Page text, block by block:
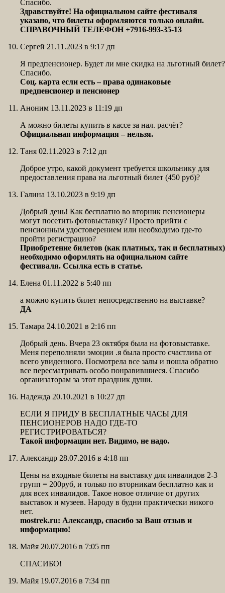
Спасибо.
Здравствуйте! На официальном сайте фестиваля
указано, что билеты оформляются только онлайн.
СПРАВОЧНЫЙ ТЕЛЕФОН +7916-993-35-13
Сергей 21.11.2023 в 9:17 дп
Я предпенсионер. Будет ли мне скидка на льготный билет?
Спасибо.
Соц. карта если есть – права одинаковые
предпенсионер и пенсионер
Аноним 13.11.2023 в 11:19 дп
А можно билеты купить в кассе за нал. расчёт?
Официальная информация – нельзя.
Таня 02.11.2023 в 7:12 дп
Доброе утро, какой документ требуется школьнику для
предоставления права на льготный билет (450 руб)?
Галина 13.10.2023 в 9:19 дп
Добрый день! Как бесплатно во вторник пенсионеры
могут посетить фотовыставку? Просто прийти с
пенсионным удостоверением или необходимо где-то
пройти регистрацию?
Приобретение билетов (как платных, так и бесплатных)
необходимо оформлять на официальном сайте
фестиваля. Ссылка есть в статье.
Елена 01.11.2022 в 5:40 пп
а можно купить билет непосредственно на выставке?
ДА
Тамара 24.10.2021 в 2:16 пп
Добрый день. Вчера 23 октября была на фотовыставке.
Меня переполняли эмоции .я была просто счастлива от
всего увиденного. Посмотрела все залы и пошла обратно
все пересматривать особо понравившиеся. Спасибо
организаторам за этот праздник души.
Надежда 20.10.2021 в 10:27 дп
ЕСЛИ Я ПРИДУ В БЕСПЛАТНЫЕ ЧАСЫ ДЛЯ
ПЕНСИОНЕРОВ НАДО ГДЕ-ТО
РЕГИСТРИРОВАТЬСЯ?
Такой информации нет. Видимо, не надо.
Александр 28.07.2016 в 4:18 пп
Цены на входные билеты на выставку для инвалидов 2-3
групп = 200руб, и только по вторникам бесплатно как и
для всех инвалидов. Такое новое отличие от других
выставок и музеев. Народу в будни практически никого
нет.
mostrek.ru: Александр, спасибо за Ваш отзыв и
информацию!
Майя 20.07.2016 в 7:05 пп
СПАСИБО!
Майя 19.07.2016 в 7:34 пп